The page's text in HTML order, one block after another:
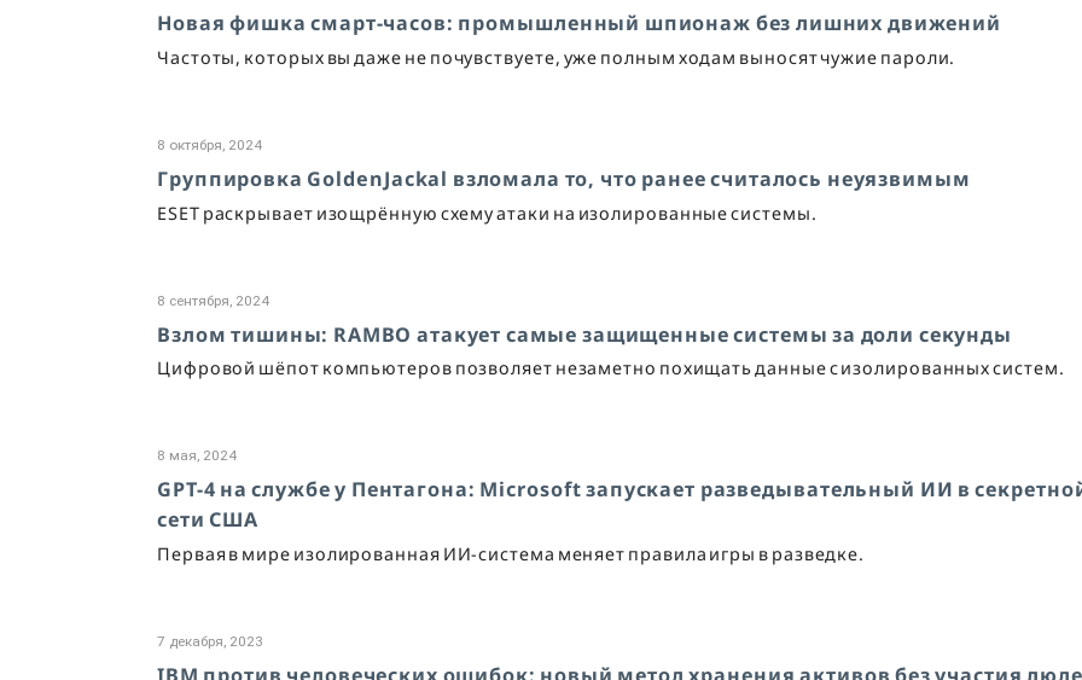
Новая фишка смарт-часов: промышленный шпионаж без лишних движений
Частоты, которых вы даже не почувствуете, уже полным ходам выносят чужие пароли.
8 октября, 2024
Группировка GoldenJackal взломала то, что ранее считалось неуязвимым
ESET раскрывает изощрённую схему атаки на изолированные системы.
8 сентября, 2024
Взлом тишины: RAMBO атакует самые защищенные системы за доли секунды
Цифровой шёпот компьютеров позволяет незаметно похищать данные с изолированных систем.
8 мая, 2024
GPT-4 на службе у Пентагона: Microsoft запускает разведывательный ИИ в
сети США
Первая в мире изолированная ИИ-система меняет правила игры в разведке.
7 декабря, 2023